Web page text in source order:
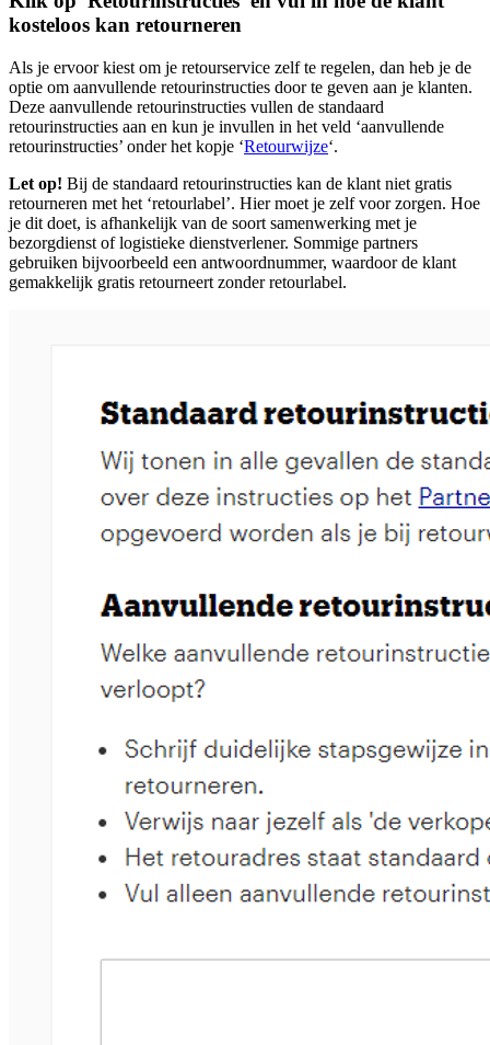
kosteloos kan retourneren
Als je ervoor kiest om je retourservice zelf te regelen, dan heb je de
optie om aanvullende retourinstructies door te geven aan je klanten.
Deze aanvullende retourinstructies vullen de standaard
retourinstructies aan en kun je invullen in het veld ‘aanvullende
retourinstructies’ onder het kopje ‘Retourwijze‘.
Let op! Bij de standaard retourinstructies kan de klant niet gratis
retourneren met het ‘retourlabel’. Hier moet je zelf voor zorgen. Hoe
je dit doet, is afhankelijk van de soort samenwerking met je
bezorgdienst of logistieke dienstverlener. Sommige partners
gebruiken bijvoorbeeld een antwoordnummer, waardoor de klant
gemakkelijk gratis retourneert zonder retourlabel.